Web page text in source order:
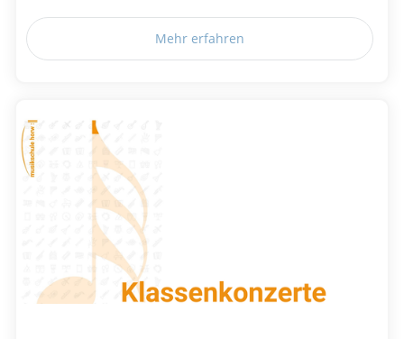
Mehr erfahren